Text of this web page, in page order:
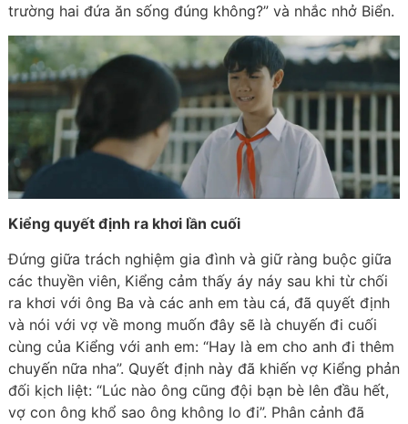
trường hai đứa ăn sống đúng không?” và nhắc nhở Biển.
Kiểng quyết định ra khơi lần cuối
Đứng giữa trách nghiệm gia đình và giữ ràng buộc giữa
các thuyền viên, Kiểng cảm thấy áy náy sau khi từ chối
ra khơi với ông Ba và các anh em tàu cá, đã quyết định
và nói với vợ về mong muốn đây sẽ là chuyến đi cuối
cùng của Kiểng với anh em: “Hay là em cho anh đi thêm
chuyến nữa nha”. Quyết định này đã khiến vợ Kiểng phản
đối kịch liệt: “Lúc nào ông cũng đội bạn bè lên đầu hết,
vợ con ông khổ sao ông không lo đi”. Phân cảnh đã